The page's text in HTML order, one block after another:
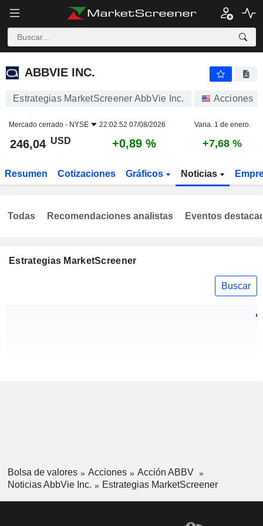
ABBVIE INC.
ABBVIE INC.
Estrategias MarketScreener AbbVie Inc. Acciones
Mercado cerrado - NYSE 22:02:52 07/08/2026 Varia. 1 de enero.
246,04 USD +0,89 % +7,68 %
Resumen Cotizaciones Gráficos Noticias
Estrategias MarketScreener
Buscar
Todas Recomendaciones analistas Eventos
Bolsa de valores Acciones
Acción ABBV
Noticias AbbVie Inc.
Estrategias MarketScreener